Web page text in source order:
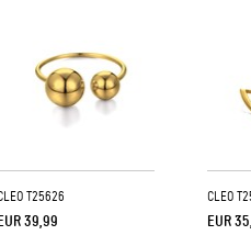
T25626
39,99
CLEO
EUR